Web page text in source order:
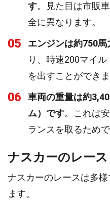
す。見た目は市販
全に異なります。
05 エンジンは約750
り、時速200マイ
を出すことができま
06
車両の重量は約
ム）です。これは
ランスを取るためで
ナスカーのレース
ナスカーのレースは多
ます。